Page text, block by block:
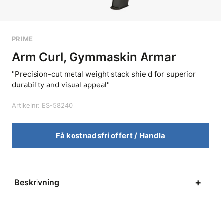
PRIME
Arm Curl, Gymmaskin Armar
"Precision-cut metal weight stack shield for superior
durability and visual appeal"
Artikelnr: ES-58240
Få kostnadsfri offert / Handla
Beskrivning